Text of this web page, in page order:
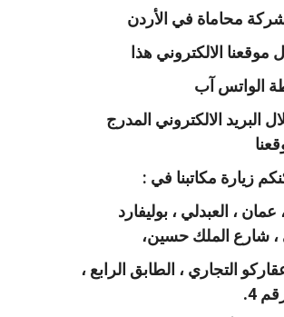
محاماة في الأردن
موقعنا الالكتروني هذا
الواتس آب
البريد الالكتروني المدرج
زيارة مكاتبنا في :
عمان ، العبدلي ، بوليفارد
، شارع الملك حسين،
التجاري ، الطابق الرابع ،
4
.